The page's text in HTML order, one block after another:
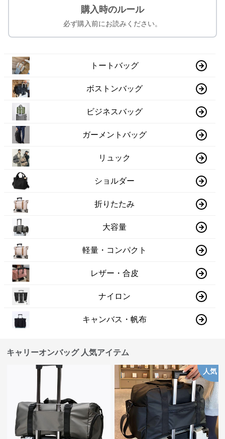
購入時のルール
必ず購入前にお読みください。
トートバッグ
ボストンバッグ
ビジネスバッグ
ガーメントバッグ
リュック
ショルダー
折りたたみ
大容量
軽量・コンパクト
レザー・合皮
ナイロン
キャンバス・帆布
キャリーオンバッグ 人気アイテム
人気